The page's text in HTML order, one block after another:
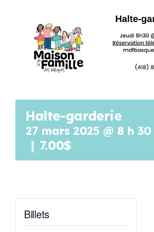
Mon Compte
OFFRES D’EMPLOI
Halte-garderie
27 mars 2025 @ 8 h
| 7.00$
Billets